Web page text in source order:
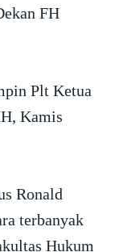
FH
Plt Ketua
Kamis
Ronald
terbanyak
Hukum